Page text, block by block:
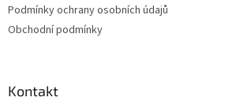
Podmínky ochrany osobních údajů
Obchodní podmínky
Kontakt